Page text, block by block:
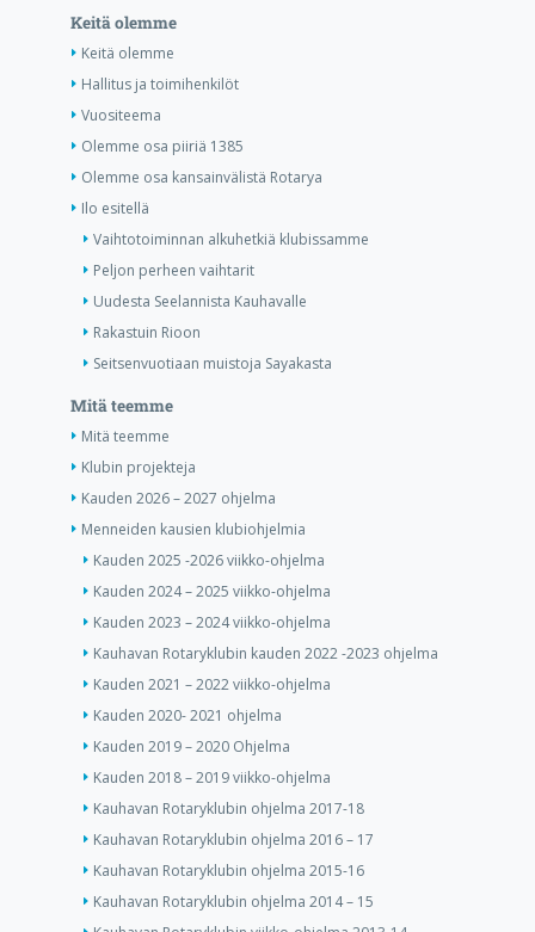
Keitä olemme
Keitä olemme
Hallitus ja toimihenkilöt
Vuositeema
Olemme osa piiriä 1385
Olemme osa kansainvälistä Rotarya
Ilo esitellä
Vaihtotoiminnan alkuhetkiä klubissamme
Peljon perheen vaihtarit
Uudesta Seelannista Kauhavalle
Rakastuin Rioon
Seitsenvuotiaan muistoja Sayakasta
Mitä teemme
Mitä teemme
Klubin projekteja
Kauden 2026 – 2027 ohjelma
Menneiden kausien klubiohjelmia
Kauden 2025 -2026 viikko-ohjelma
Kauden 2024 – 2025 viikko-ohjelma
Kauden 2023 – 2024 viikko-ohjelma
Kauhavan Rotaryklubin kauden 2022 -2023 ohjelma
Kauden 2021 – 2022 viikko-ohjelma
Kauden 2020- 2021 ohjelma
Kauden 2019 – 2020 Ohjelma
Kauden 2018 – 2019 viikko-ohjelma
Kauhavan Rotaryklubin ohjelma 2017-18
Kauhavan Rotaryklubin ohjelma 2016 – 17
Kauhavan Rotaryklubin ohjelma 2015-16
Kauhavan Rotaryklubin ohjelma 2014 – 15